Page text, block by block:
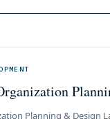
Planning & Design